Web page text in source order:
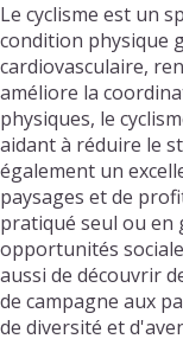
Le cyclisme est un
condition physique
cardiovasculaire,
améliore la
physiques, le
aidant à réduire le
également un
paysages et de
pratiqué seul ou en
opportunités
aussi de découvrir
de campagne aux
de diversité et